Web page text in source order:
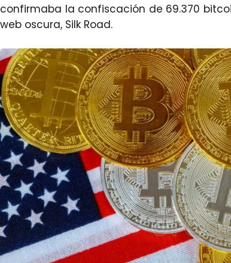
confirmaba la confiscación de 69.370
web oscura, Silk Road.